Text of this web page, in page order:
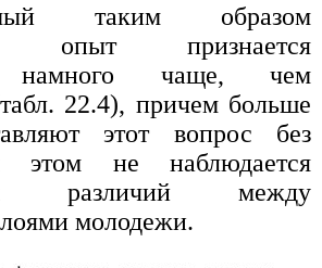
таким образом
опыт признается
намного чаще, чем
22.4), причем больше
этот вопрос без
этом не наблюдается
различий между
молодежи.